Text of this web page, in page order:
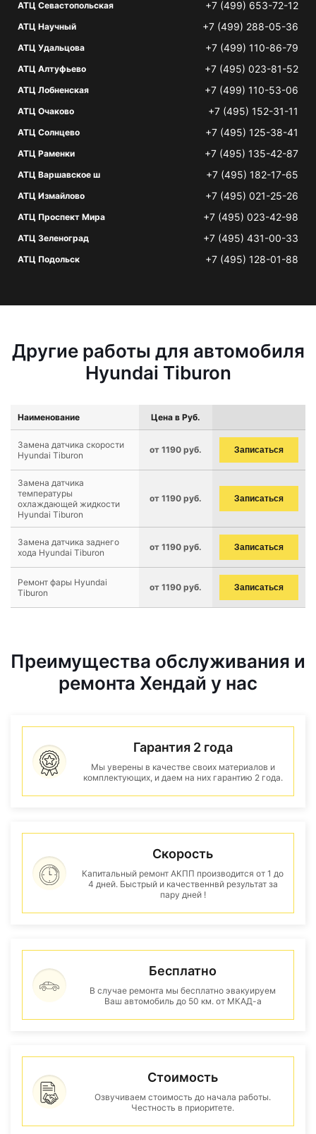
АТЦ Севастопольская +7 (499) 653-72-12
АТЦ Научный +7 (499) 288-05-36
АТЦ Удальцова +7 (499) 110-86-79
АТЦ Алтуфьево +7 (495) 023-81-52
АТЦ Лобненская +7 (499) 110-53-06
АТЦ Очаково +7 (495) 152-31-11
АТЦ Солнцево +7 (495) 125-38-41
АТЦ Раменки +7 (495) 135-42-87
АТЦ Варшавское ш +7 (495) 182-17-65
АТЦ Измайлово +7 (495) 021-25-26
АТЦ Проспект Мира +7 (495) 023-42-98
АТЦ Зеленоград +7 (495) 431-00-33
АТЦ Подольск +7 (495) 128-01-88
Другие работы для автомобиля
Hyundai Tiburon
Наименование Цена в Руб.
Замена датчика скорости
Hyundai Tiburon
от 1190 руб. Записаться
Замена датчика
температуры
охлаждающей жидкости
Hyundai Tiburon
от 1190 руб. Записаться
Замена датчика заднего
хода Hyundai Tiburon
от 1190 руб. Записаться
Ремонт фары Hyundai
Tiburon
от 1190 руб. Записаться
Преимущества обслуживания и
ремонта Хендай у нас
Гарантия 2 года
Мы уверены в качестве своих материалов и
комплектующих, и даем на них гарантию 2 года.
Скорость
Капитальный ремонт АКПП производится от 1 до
4 дней. Быстрый и качественнвй результат за
пару дней !
Бесплатно
В случае ремонта мы бесплатно эвакуируем
Ваш автомобиль до 50 км. от МКАД-а
Стоимость
Озвучиваем стоимость до начала работы.
Честность в приоритете.